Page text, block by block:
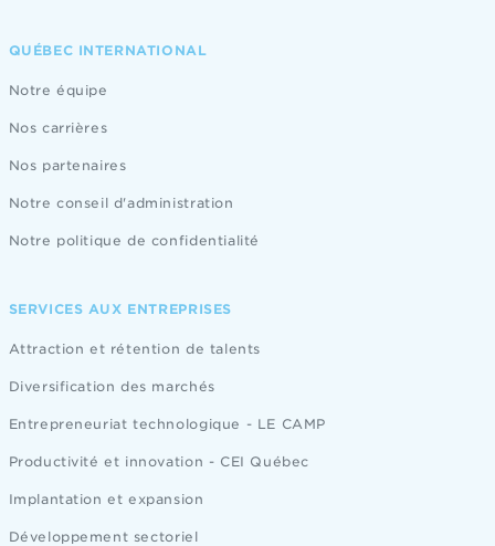
QUÉBEC INTERNATIONAL
Notre équipe
Nos carrières
Nos partenaires
Notre conseil d'administration
Notre politique de confidentialité
SERVICES AUX ENTREPRISES
Attraction et rétention de talents
Diversification des marchés
Entrepreneuriat technologique - LE CAMP
Productivité et innovation - CEI Québec
Implantation et expansion
Développement sectoriel